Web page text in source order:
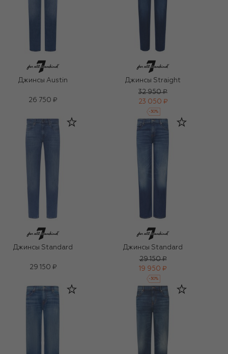
Джинсы Austin
26 750 ₽
Джинсы Straight
32 950 ₽
23 050 ₽
-30%
Джинсы Standard
29 150 ₽
Джинсы Standard
29 150 ₽
19 950 ₽
-30%